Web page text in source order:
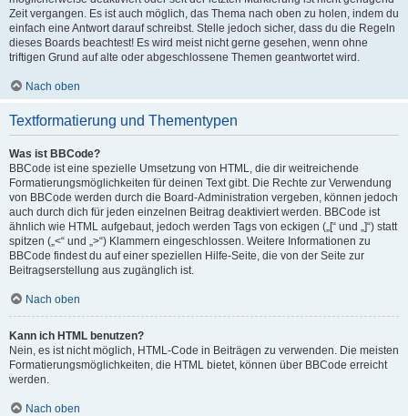
Zeit vergangen. Es ist auch möglich, das Thema nach oben zu holen, indem du
einfach eine Antwort darauf schreibst. Stelle jedoch sicher, dass du die Regeln
dieses Boards beachtest! Es wird meist nicht gerne gesehen, wenn ohne
triftigen Grund auf alte oder abgeschlossene Themen geantwortet wird.
Nach oben
Textformatierung und Thementypen
Was ist BBCode?
BBCode ist eine spezielle Umsetzung von HTML, die dir weitreichende
Formatierungsmöglichkeiten für deinen Text gibt. Die Rechte zur Verwendung
von BBCode werden durch die Board-Administration vergeben, können jedoch
auch durch dich für jeden einzelnen Beitrag deaktiviert werden. BBCode ist
ähnlich wie HTML aufgebaut, jedoch werden Tags von eckigen („[“ und „]“) statt
spitzen („<“ und „>“) Klammern eingeschlossen. Weitere Informationen zu
BBCode findest du auf einer speziellen Hilfe-Seite, die von der Seite zur
Beitragserstellung aus zugänglich ist.
Nach oben
Kann ich HTML benutzen?
Nein, es ist nicht möglich, HTML-Code in Beiträgen zu verwenden. Die meisten
Formatierungsmöglichkeiten, die HTML bietet, können über BBCode erreicht
werden.
Nach oben